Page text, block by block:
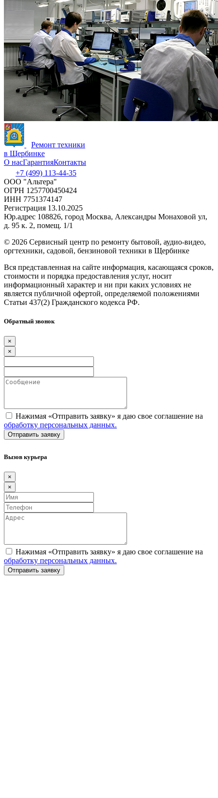
Ремонт техники
в Щербинке
О насГарантияКонтакты
+7 (499) 113-44-35
ООО "Альтера"
ОГРН 1257700450424
ИНН 7751374147
Регистрация 13.10.2025
Юр.адрес 108826, город Москва, Александры Монаховой ул,
д. 95 к. 2, помещ. 1/1
© 2026 Сервисный центр по ремонту бытовой, аудио-видео,
оргтехники, садовой, бензиновой техники в Щербинке
Вся представленная на сайте информация, касающаяся сроков,
стоимости и порядка предоставления услуг, носит
информационный характер и ни при каких условиях не
является публичной офертой, определяемой положениями
Статьи 437(2) Гражданского кодекса РФ.
Обратный звонок
×
×
Нажимая «Отправить заявку» я даю свое соглашение на
обработку персональных данных.
Вызов курьера
×
×
Нажимая «Отправить заявку» я даю свое соглашение на
обработку персональных данных.